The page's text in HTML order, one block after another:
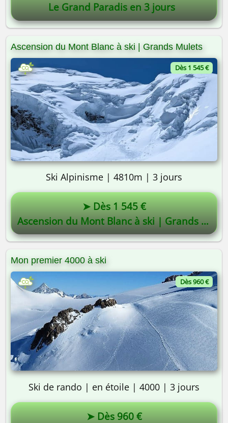
Pourquoi pas vous ? 😎
Guides Alta-Via 😎
Le Grand Paradis en 3 jours
Ascension du Mont Blanc à ski | Grands Mulets
Dès 1 545 €
Ski Alpinisme | 4810m | 3 jours
➤ Dès 1 545 €
Ascension du Mont Blanc à ski | Grands Mulets
Mon premier 4000 à ski
Dès 960 €
Ski de rando | en étoile | 4000 | 3 jours
➤ Dès 960 €